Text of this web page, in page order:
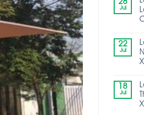
28
Jul
22
Jul
18
Jul